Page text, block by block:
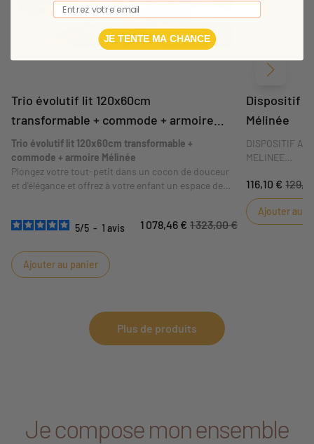
Trio évolutif lit 120x60cm
transformable + commode + armoire
Mélinée
Trio évolutif lit 120x60cm transformable +
commode + armoire Mélinée
Plongez votre tout-petit dans un cocon de douceur
et d'élégance et offrez à votre enfant un espace de
5/5 - 1 avis 1 078,46 € 1 323,00 €
Ajouter au panier
Dispositif à
Mélinée
DISPOSITIF A
MELINEE
Transformez
Mélinée en
Facile à
toute sécurité
116,10 €
Ajouter au
Suivant
Plus de produits
Je compose mon ensemble
Email
JE TENTE MA CHANCE